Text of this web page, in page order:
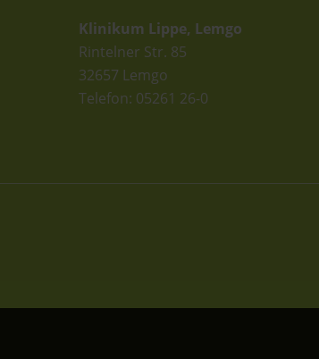
Klinikum Lippe, Lemgo
Rintelner Str. 85
32657 Lemgo
Telefon: 05261 26-0